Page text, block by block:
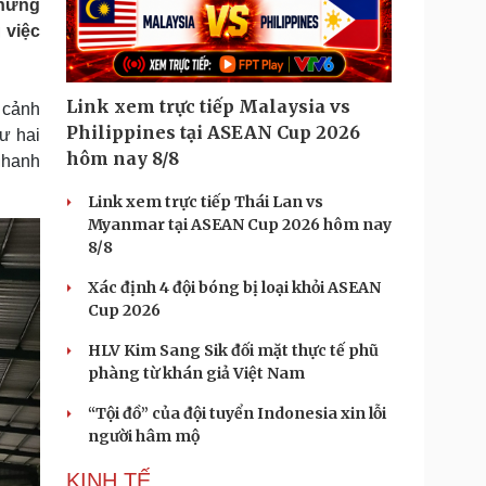
nghiệp 24h
nhân
Vì cộng đồng
Tin Công nghệ
Trải nghiệm
Chuyển đổi số
lịch
vấn
Tour
Podcast
Câu chuyện thời sự
Cửa sổ tình yêu
Kể chuyện cho bé
Hạt giống tâm hồn
việc
hai
Link xem trực tiếp Malaysia vs
Philippines tại ASEAN Cup 2026
hôm nay 8/8
Link xem trực tiếp Thái Lan vs
Myanmar tại ASEAN Cup 2026 hôm nay
8/8
Xác định 4 đội bóng bị loại khỏi ASEAN
Cup 2026
HLV Kim Sang Sik đối mặt thực tế phũ
phàng từ khán giả Việt Nam
“Tội đồ” của đội tuyển Indonesia xin lỗi
người hâm mộ
KINH TẾ